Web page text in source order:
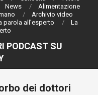
News
Alimentazione
Archivio video
parola all’esperto
La
PODCAST SU
dei dottori